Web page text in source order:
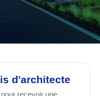
d'architecte